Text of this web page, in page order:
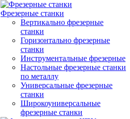
Фрезерные станки
Вертикально фрезерные
станки
Горизонтально фрезерные
станки
Инструментальные фрезерные
Настольные фрезерные станки
по металлу
Универсальные фрезерные
станки
Широкоуниверсальные
фрезерные станки